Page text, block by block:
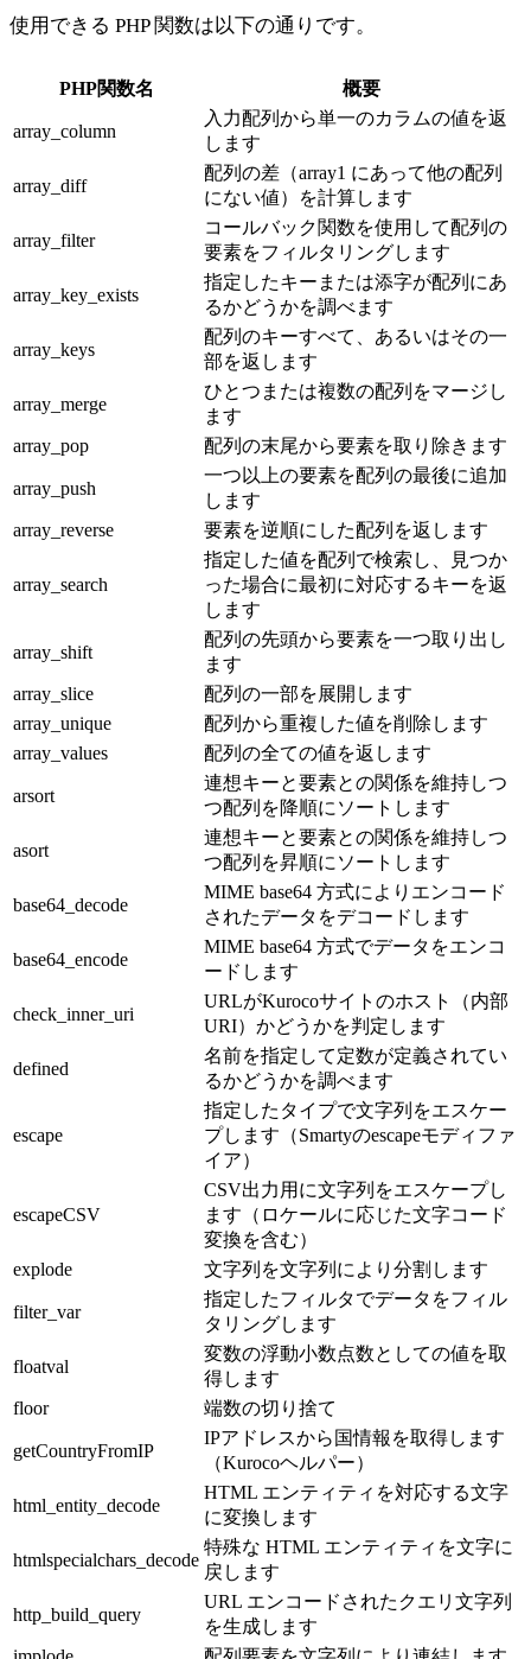
使用できる PHP 関数は以下の通りです。
PHP関数名 概要
array_column
入力配列から単一のカラムの値を返
します
array_diff
配列の差（array1 にあって他の配列
にない値）を計算します
array_filter
コールバック関数を使用して配列の
要素をフィルタリングします
array_key_exists
指定したキーまたは添字が配列にあ
るかどうかを調べます
array_keys
配列のキーすべて、あるいはその一
部を返します
array_merge
ひとつまたは複数の配列をマージし
ます
array_pop
配列の末尾から要素を取り除きます
array_push
一つ以上の要素を配列の最後に追加
します
array_reverse
要素を逆順にした配列を返します
array_search
指定した値を配列で検索し、見つか
った場合に最初に対応するキーを返
します
array_shift
配列の先頭から要素を一つ取り出し
ます
array_slice
配列の一部を展開します
array_unique
配列から重複した値を削除します
array_values
配列の全ての値を返します
arsort
連想キーと要素との関係を維持しつ
つ配列を降順にソートします
asort
連想キーと要素との関係を維持しつ
つ配列を昇順にソートします
base64_decode
MIME base64 方式によりエンコード
されたデータをデコードします
base64_encode
MIME base64 方式でデータをエンコ
ードします
check_inner_uri
URLがKurocoサイトのホスト（内部
URI）かどうかを判定します
defined
名前を指定して定数が定義されてい
るかどうかを調べます
escape
指定したタイプで文字列をエスケー
プします（Smartyのescapeモディファ
イア）
escapeCSV
CSV出力用に文字列をエスケープし
ます（ロケールに応じた文字コード
変換を含む）
explode
文字列を文字列により分割します
filter_var
指定したフィルタでデータをフィル
タリングします
floatval
変数の浮動小数点数としての値を取
得します
floor
端数の切り捨て
getCountryFromIP
IPアドレスから国情報を取得します
（Kurocoヘルパー）
html_entity_decode
HTML エンティティを対応する文字
に変換します
htmlspecialchars_decode
特殊な HTML エンティティを文字に
戻します
http_build_query
URL エンコードされたクエリ文字列
を生成します